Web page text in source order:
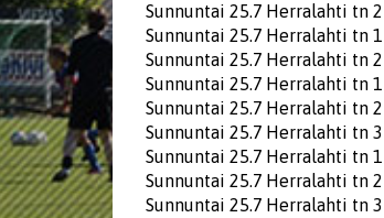
Sunnuntai 25.7 Herralahti tn 2
Sunnuntai 25.7 Herralahti tn 1
Sunnuntai 25.7 Herralahti tn 2
Sunnuntai 25.7 Herralahti tn 1
Sunnuntai 25.7 Herralahti tn 2
Sunnuntai 25.7 Herralahti tn 3
Sunnuntai 25.7 Herralahti tn 1
Sunnuntai 25.7 Herralahti tn 2
Sunnuntai 25.7 Herralahti tn 3